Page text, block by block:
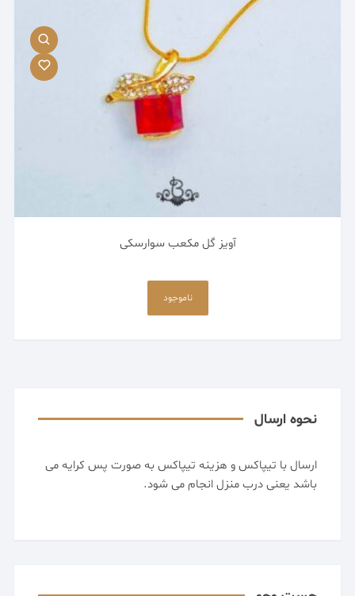
آویز گل مکعب سوارسکی
ناموجود
نحوه ارسال
ارسال با تیپاکس و هزینه تیپاکس به صورت پس کرایه می
باشد یعنی درب منزل انجام می شود.